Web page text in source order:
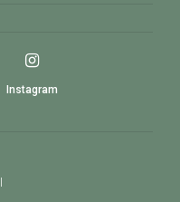
Instagram